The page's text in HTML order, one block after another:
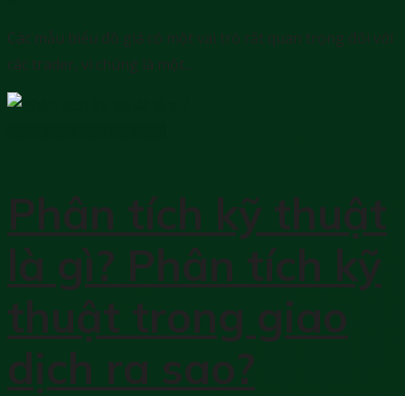
Các mẫu biểu đồ giá có một vai trò rất quan trọng đối với
các trader, vì chúng là một...
Phân tích kỹ thuật
là gì? Phân tích kỹ
thuật trong giao
dịch ra sao?